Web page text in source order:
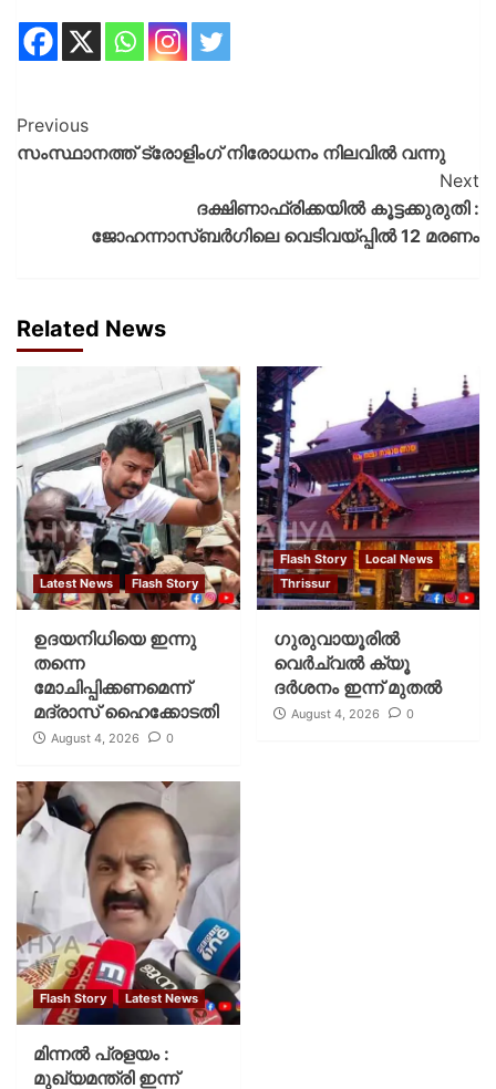
Previous
സംസ്ഥാനത്ത് ട്രോളിംഗ് നിരോധനം നിലവിൽ വന്നു
Next
ദക്ഷിണാഫ്രിക്കയില്‍ കൂട്ടക്കുരുതി :
ജോഹന്നാസ്ബര്‍ഗിലെ വെടിവയ്പ്പില്‍ 12 മരണം
Related News
Latest News Flash Story
ഉദയനിധിയെ ഇന്നു
തന്നെ
മോചിപ്പിക്കണമെന്ന്
മദ്രാസ് ഹൈക്കോടതി
August 4, 2026 0
Flash Story
Local News
Thrissur
ഗുരുവായൂരില്‍
വെര്‍ച്വല്‍ ക്യൂ
ദര്‍ശനം ഇന്ന് മുതല്‍
August 4, 2026 0
Flash Story Latest News
മിന്നല്‍ പ്രളയം :
മുഖ്യമന്ത്രി ഇന്ന്